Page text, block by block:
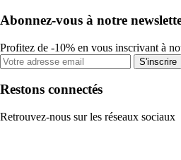
Abonnez-vous à notre
Profitez de -10% en vous inscrivant à
S'inscrire
Restons connectés
Retrouvez-nous sur les réseaux sociaux